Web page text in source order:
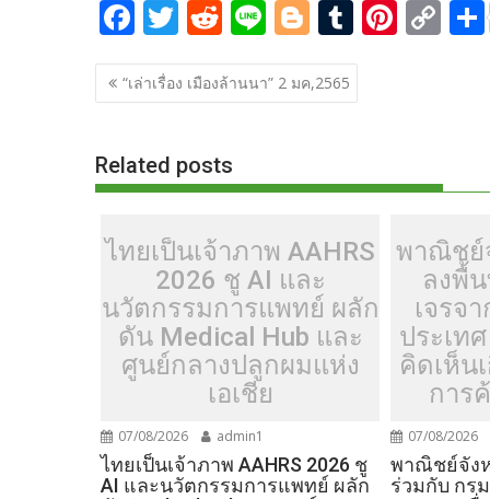
F
ac
e
o
o
T
w
itt
R
e
d
t
Li
n
e
Bl
o
g
T
u
Pi
nt
C
o
n
k
แนะแนว
เรื่อง
“เล่าเรื่อง เมืองล้านนา” 2 มค,2565
Related posts
ไทยเป็นเจ้าภาพ AAHRS
2026 ชู AI และ
นวัตกรรมการแพทย์ ผลัก
ดัน Medical Hub และ
ศูนย์กลางปลูกผมแห่ง
เอเชีย
07/08/2026 admin1
ไทยเป็นเจ้าภาพ AAHRS 2026 ชู
AI และนวัตกรรมการแพทย์ ผลัก
พาณิชย์
ลงพื้
เจรจ
ประเท
คิดเห็น
การ
07/08/2026
พาณิชย์จัง
ร่วมกับ กร